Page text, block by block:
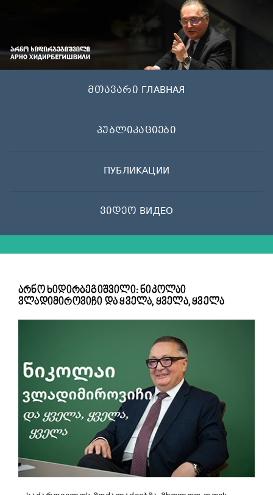
მთავარი ГЛАВНАЯ
პუბლიკაციები
ПУБЛИКАЦИИ
ვიდეო ВИДЕО
არნო ხიდირბეგიშვილი: ნიკოლაი
ვლადიმიროვიჩი და ყველა, ყველა, ყველა